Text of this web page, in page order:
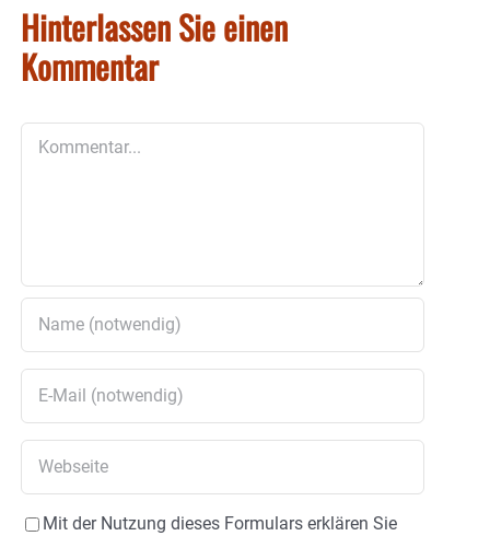
Hinterlassen Sie einen
Kommentar
Mit der Nutzung dieses Formulars erklären Sie